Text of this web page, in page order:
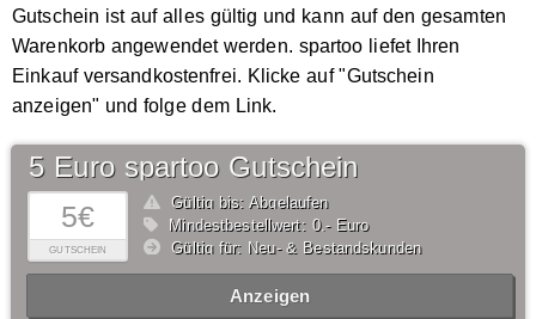
Gutschein ist auf alles gültig und kann auf den gesamten
Warenkorb angewendet werden. spartoo liefet Ihren
Einkauf versandkostenfrei. Klicke auf "Gutschein
anzeigen" und folge dem Link.
5€
GUTSCHEIN
5 Euro spartoo Gutschein
Gültig bis: Abgelaufen
Mindestbestellwert: 0,- Euro
Gültig für: Neu- & Bestandskunden
Anzeigen